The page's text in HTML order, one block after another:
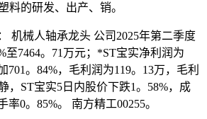
料的研发、出产、销。
械人轴承龙头 公司2025年第二季度
至7464。71万元；*ST宝实净利润为
701。84%，毛利润为119。13万，毛利
，ST宝实5日内股价下跌1。58%，成
率0。85%。 南方精工00255。